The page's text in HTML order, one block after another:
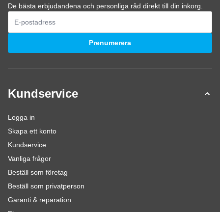
De bästa erbjudandena och personliga råd direkt till din inkorg.
E-postadress
Prenumerera
Kundservice
Logga in
Skapa ett konto
Kundservice
Vanliga frågor
Beställ som företag
Beställ som privatperson
Garanti & reparation